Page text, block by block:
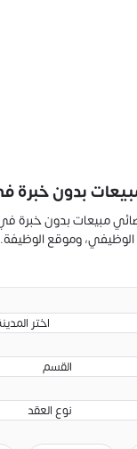
بدون خبرة
أخصائي مبيعات بدون
الوظيفي، وموقع
اختر
القسم
نوع العقد